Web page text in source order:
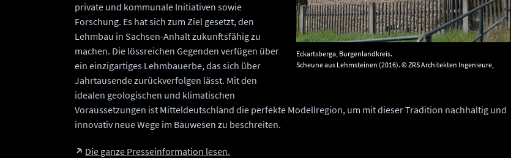
Eckartsberga, Burgenlandkreis.
Scheune aus Lehmsteinen (2016). © ZRS Architekten Ingenieure,
private und kommunale Initiativen sowie
Forschung. Es hat sich zum Ziel gesetzt, den
Lehmbau in Sachsen-Anhalt zukunftsfähig zu
machen. Die lössreichen Gegenden verfügen über
ein einzigartiges Lehmbauerbe, das sich über
Jahrtausende zurückverfolgen lässt. Mit den
idealen geologischen und klimatischen
Voraussetzungen ist Mitteldeutschland die perfekte Modellregion, um mit dieser Tradition nachhaltig und
innovativ neue Wege im Bauwesen zu beschreiten.
Die ganze Presseinformation lesen.